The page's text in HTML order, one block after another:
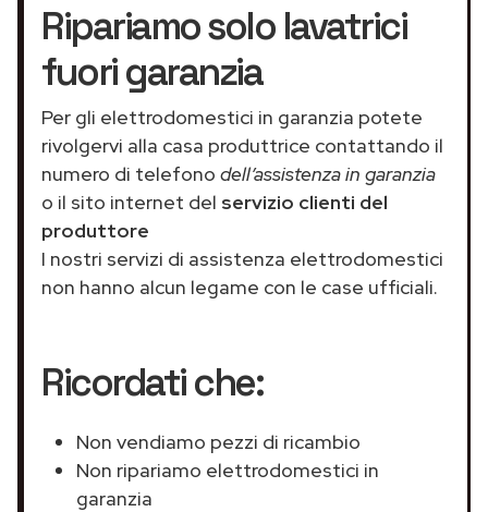
Ripariamo solo lavatrici
fuori garanzia
Per gli elettrodomestici in garanzia potete
rivolgervi alla casa produttrice contattando il
numero di telefono dell’assistenza in garanzia
o il sito internet del servizio clienti del
produttore
I nostri servizi di assistenza elettrodomestici
non hanno alcun legame con le case ufficiali.
Ricordati che:
Non vendiamo pezzi di ricambio
Non ripariamo elettrodomestici in
garanzia